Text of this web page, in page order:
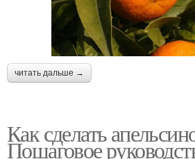
читать дальше →
Как сделать
Пошаговое